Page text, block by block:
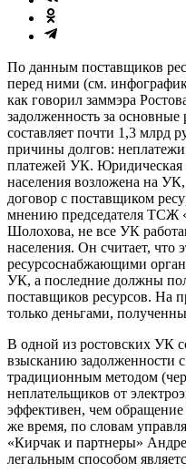
По данным поставщиков
перед ними (см.
как говорил заммэра
задолженность за основные
составляет почти 1,3 млрд
причины долгов:
платежей УК. Юридическая
населения возложена на
договор с поставщиком
мнению председателя ТСЖ
Шолохова, не все УК
населения. Он считает, что
ресурсоснабжающими
УК, а последние должны
поставщиков ресурсов. На
только деньгами,
В одной из ростовских УК
взысканию задолженности
традиционным методом
неплательщиков от
эффективен, чем
же время, по словам
«Кирчак и партнеры»
легальным способом